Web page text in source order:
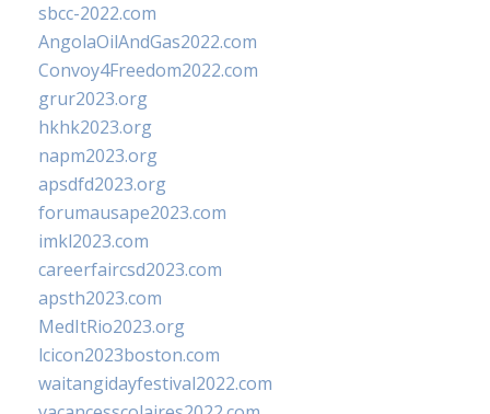
sbcc-2022.com
AngolaOilAndGas2022.com
Convoy4Freedom2022.com
grur2023.org
hkhk2023.org
napm2023.org
apsdfd2023.org
forumausape2023.com
imkl2023.com
careerfaircsd2023.com
apsth2023.com
MedItRio2023.org
lcicon2023boston.com
waitangidayfestival2022.com